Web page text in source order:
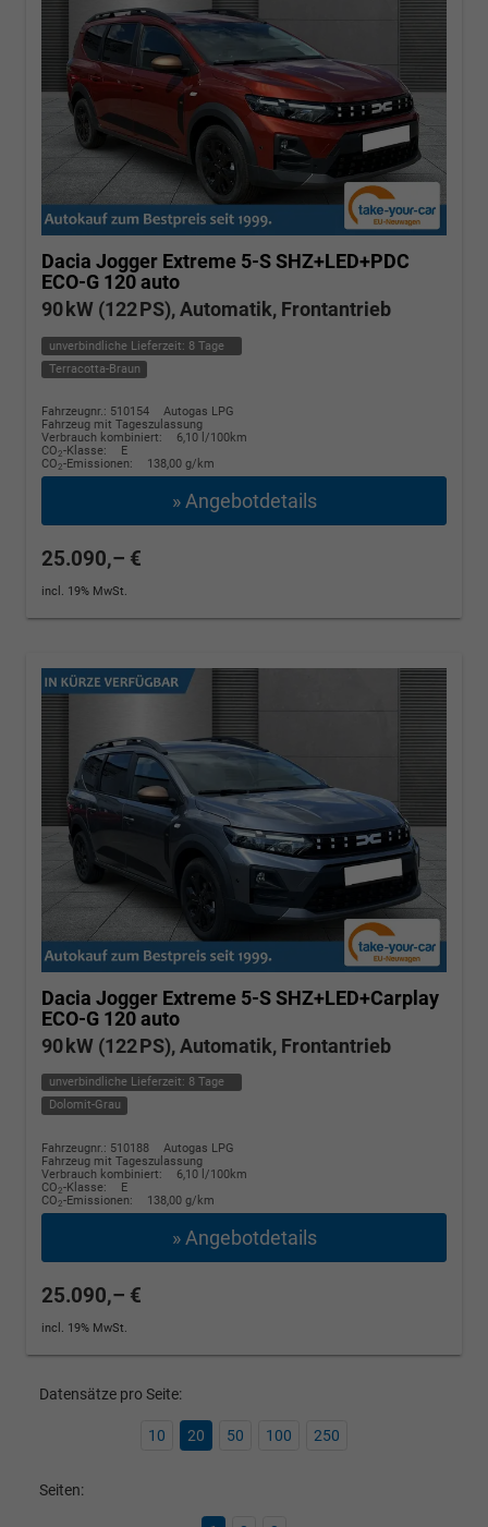
Dacia Jogger Extreme 5-S SHZ+LED+PDC
ECO-G 120 auto
90 kW (122 PS), Automatik, Frontantrieb
unverbindliche Lieferzeit: 8 Tage
Terracotta-Braun
Fahrzeugnr.: 510154
Autogas LPG
Fahrzeug mit Tageszulassung
Verbrauch kombiniert:
6,10 l/100km
CO2-Klasse:
E
CO2-Emissionen: 138,00 g/km
» Angebotdetails
25.090,– €
incl. 19% MwSt.
Dacia Jogger Extreme 5-S SHZ+LED+Carplay
ECO-G 120 auto
90 kW (122 PS), Automatik, Frontantrieb
unverbindliche Lieferzeit: 8 Tage
Dolomit-Grau
Fahrzeugnr.: 510188
Autogas LPG
Fahrzeug mit Tageszulassung
Verbrauch kombiniert:
6,10 l/100km
CO2-Klasse:
E
CO2-Emissionen: 138,00 g/km
» Angebotdetails
25.090,– €
incl. 19% MwSt.
Datensätze pro Seite:
10 20 50 100 250
Seiten: